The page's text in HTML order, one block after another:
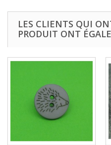
LES CLIENTS QUI
PRODUIT ONT